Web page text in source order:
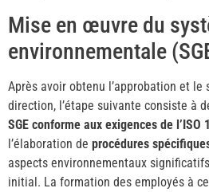
Mise en œuvre du
environnementale
Après avoir obtenu l’approbation et le
direction, l’étape suivante consiste à
SGE conforme aux exigences de l’ISO
l’élaboration de procédures
aspects environnementaux
initial. La formation des employés à